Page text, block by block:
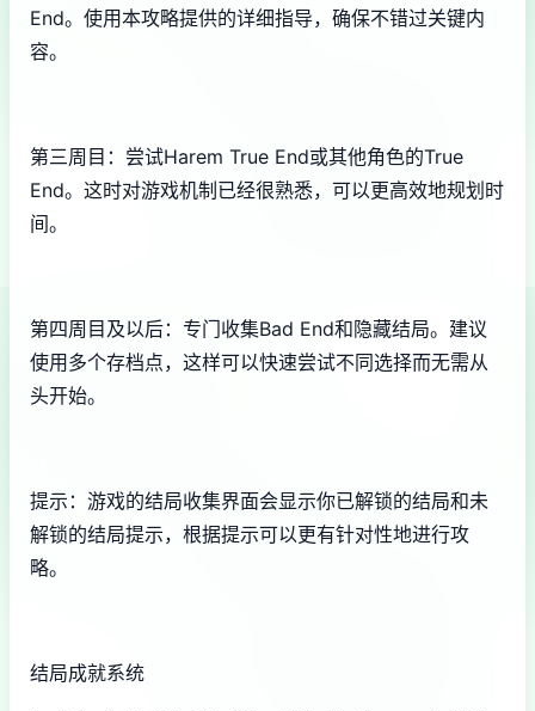
End。使用本攻略提供的详细指导，确保不错过关键内
容。
第三周目：尝试Harem True End或其他角色的True
End。这时对游戏机制已经很熟悉，可以更高效地规划时
间。
第四周目及以后：专门收集Bad End和隐藏结局。建议
使用多个存档点，这样可以快速尝试不同选择而无需从
头开始。
提示：游戏的结局收集界面会显示你已解锁的结局和未
解锁的结局提示，根据提示可以更有针对性地进行攻
略。
结局成就系统